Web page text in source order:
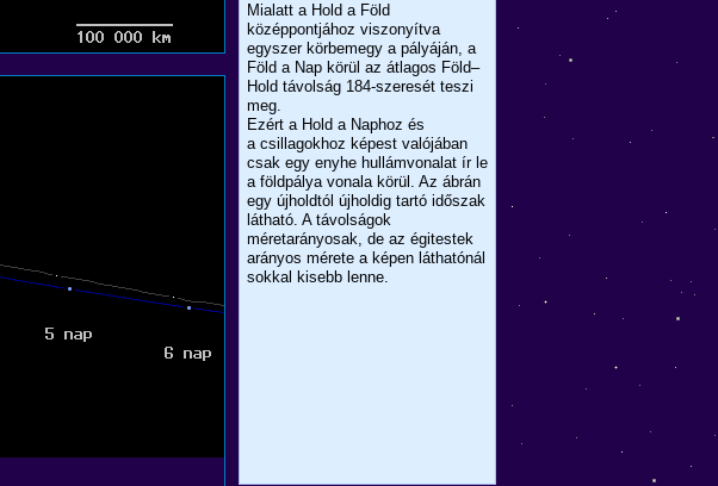
Mialatt a Hold a Föld
középpontjához viszonyítva
egyszer körbemegy a pályáján, a
Föld a Nap körül az átlagos Föld–
Hold távolság 184-szeresét teszi
meg.
Ezért a Hold a Naphoz és
a csillagokhoz képest valójában
csak egy enyhe hullámvonalat ír le
a földpálya vonala körül. Az ábrán
egy újholdtól újholdig tartó időszak
látható. A távolságok
méretarányosak, de az égitestek
arányos mérete a képen láthatónál
sokkal kisebb lenne.